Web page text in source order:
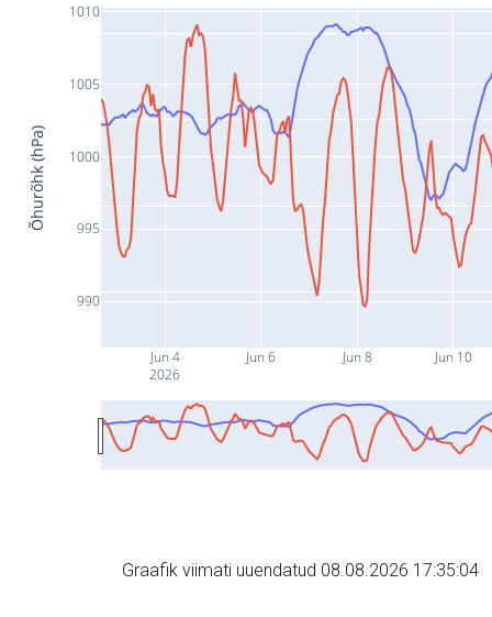
Jun 4
2026
Jun 6 Jun 8 Jun 10
990
995
1000
1005
1010
Õhurõhk (hPa)
Graafik viimati uuendatud 08.08.2026 17:35:04